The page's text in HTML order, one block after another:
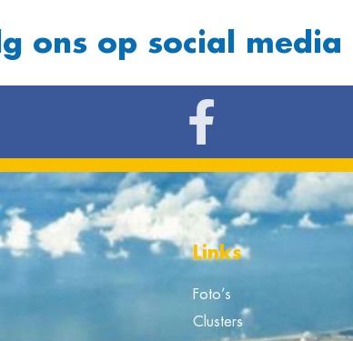
ons op social media
Links
Foto’s
Clusters